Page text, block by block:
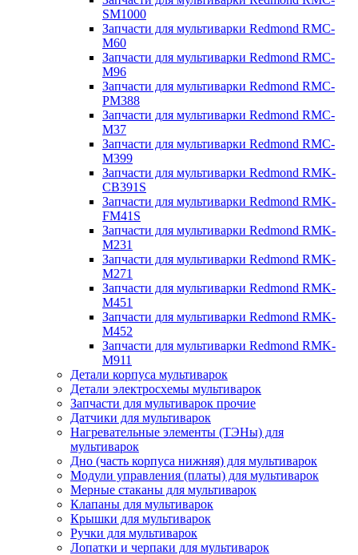
SM1000
Запчасти для мультиварки Redmond RMC-
M60
Запчасти для мультиварки Redmond RMC-
M96
Запчасти для мультиварки Redmond RMC-
PM388
Запчасти для мультиварки Redmond RMC-
M37
Запчасти для мультиварки Redmond RMC-
M399
Запчасти для мультиварки Redmond RMK-
CB391S
Запчасти для мультиварки Redmond RMK-
FM41S
Запчасти для мультиварки Redmond RMK-
M231
Запчасти для мультиварки Redmond RMK-
M271
Запчасти для мультиварки Redmond RMK-
M451
Запчасти для мультиварки Redmond RMK-
M452
Запчасти для мультиварки Redmond RMK-
M911
Детали корпуса мультиварок
Детали электросхемы мультиварок
Запчасти для мультиварок прочие
Датчики для мультиварок
Нагревательные элементы (ТЭНы) для
мультиварок
Дно (часть корпуса нижняя) для мультиварок
Модули управления (платы) для мультиварок
Мерные стаканы для мультиварок
Клапаны для мультиварок
Крышки для мультиварок
Ручки для мультиварок
Лопатки и черпаки для мультиварок